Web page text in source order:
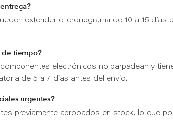
extender el cronograma de 10 a 15 días
de tiempo?
electrónicos no parpadean y
de 5 a 7 días antes del envío.
urgentes?
previamente aprobados en stock, lo que